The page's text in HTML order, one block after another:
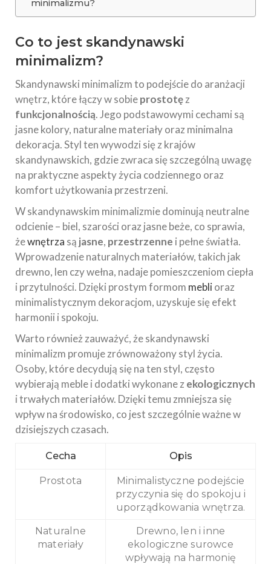
minimalizmu?
Co to jest skandynawski
minimalizm?
Skandynawski minimalizm to podejście do aranżacji
wnętrz, które łączy w sobieprostotęz
funkcjonalnością. Jego podstawowymi cechami są
jasne kolory, naturalne materiały oraz minimalna
dekoracja. Styl ten wywodzi się z krajów
skandynawskich, gdzie zwraca się szczególną uwagę
na praktyczne aspekty życia codziennego oraz
komfort użytkowania przestrzeni.
W skandynawskim minimalizmie dominują neutralne
odcienie – biel, szarości oraz jasne beże, co sprawia,
żewnętrza są jasne, przestrzenne i pełne światła.
Wprowadzenie naturalnych materiałów, takich jak
drewno, len czy wełna, nadaje pomieszczeniom ciepła
i przytulności. Dzięki prostym formom meblioraz
minimalistycznym dekoracjom, uzyskuje się efekt
harmonii i spokoju.
Warto również zauważyć, że skandynawski
minimalizm promuje zrównoważony styl życia.
Osoby, które decydują się na ten styl, często
wybierają meble i dodatki wykonane z ekologicznych
i trwałych materiałów. Dzięki temu zmniejsza się
wpływ na środowisko, co jest szczególnie ważne w
dzisiejszych czasach.
Cecha Opis
Prostota
Minimalistyczne podejście
przyczynia się do spokoju i
uporządkowania wnętrza.
Naturalne
materiały
Drewno, len i inne
ekologiczne surowce
wpływają na harmonię